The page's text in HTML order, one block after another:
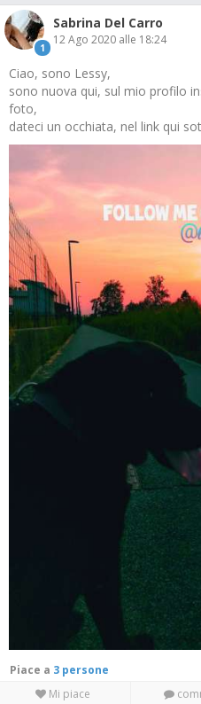
1
Sabrina Del Carro
12 Ago 2020 alle 18:24
Ciao, sono Lessy,
sono nuova qui, sul mio profilo
foto,
dateci un occhiata, nel link qui
Piace a
3 persone
Mi piace